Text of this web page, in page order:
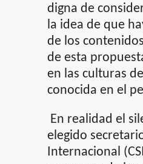
digna de
la idea de que
de los
de esta
en las culturas
conocida en el
En realidad el
elegido
Internacional